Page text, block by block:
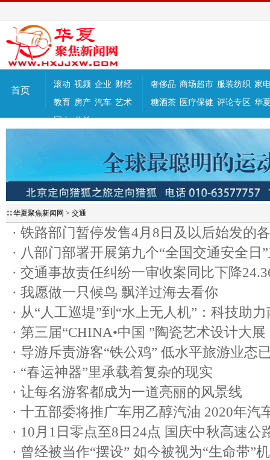
首页
滚动 视频 企业 财经
教育 房产 汽车 艺术
国内 公益
奢侈品 商场超市 服装纺织 家
糖酒茶 医疗保健 评论专区 华
∷华夏聚焦新闻网 > 交通
· 铁路部门暂停发售4月8日及以后始发的
· 八部门部署开展第九个“全国交通安全日
· 交通事故责任纠纷一审收案同比下降
· 我愿做一只候鸟 飘洋过海去看你
· 从“人工巡堤”到“水上无人机”：科技助
· 第三届“CHINA•中国 ”陶瓷艺术设计大展
· 导游斥责游客“铁公鸡” 低水平旅游业态
· “春运神器”里承载着复杂的现实
· 让每名游客都成为一道亮丽的风景线
· 十五部委将推广车用乙醇汽油 2020年汽
· 10月1日零点至8日24点 国庆中秋高速公
· 曾经被当作“摆设” 如今被视为“生命带”